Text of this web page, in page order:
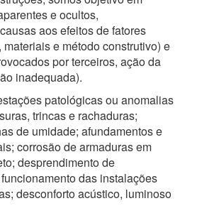
e ocultos,
aos efeitos de fatores
e método construtivo) e
por terceiros, ação da
inadequada).
patológicas ou anomalias
trincas e rachaduras;
de umidade; afundamentos e
corrosão de armaduras em
desprendimento de
das instalações
desconforto acústico, luminoso